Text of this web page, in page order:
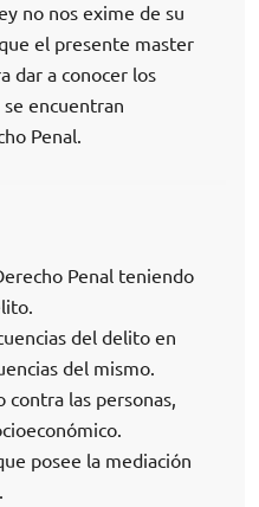
no nos exime de su
el presente master
dar a conocer los
encuentran
Penal.
Penal teniendo
del delito en
del mismo.
contra las personas,
posee la mediación